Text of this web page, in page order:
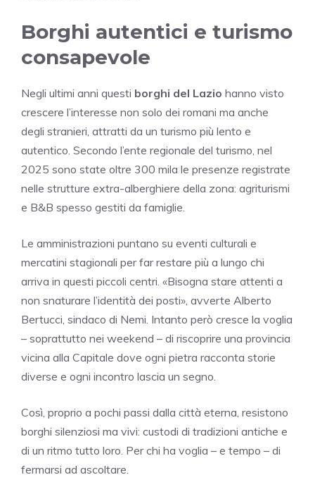
Borghi autentici e turismo
consapevole
Negli ultimi anni questi borghi del Lazio hanno visto
crescere l’interesse non solo dei romani ma anche
degli stranieri, attratti da un turismo più lento e
autentico. Secondo l’ente regionale del turismo, nel
2025 sono state oltre 300 mila le presenze registrate
nelle strutture extra-alberghiere della zona: agriturismi
e B&B spesso gestiti da famiglie.
Le amministrazioni puntano su eventi culturali e
mercatini stagionali per far restare più a lungo chi
arriva in questi piccoli centri. «Bisogna stare attenti a
non snaturare l’identità dei posti», avverte Alberto
Bertucci, sindaco di Nemi. Intanto però cresce la voglia
– soprattutto nei weekend – di riscoprire una provincia
vicina alla Capitale dove ogni pietra racconta storie
diverse e ogni incontro lascia un segno.
Così, proprio a pochi passi dalla città eterna, resistono
borghi silenziosi ma vivi: custodi di tradizioni antiche e
di un ritmo tutto loro. Per chi ha voglia – e tempo – di
fermarsi ad ascoltare.